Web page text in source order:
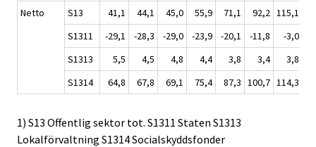
Netto
S13 41,1 44,1 45,0 55,9 71,1 92,2 115,1
S1311
-29,1 -28,3 -29,0 -23,9 -20,1 -11,8 -3,0
S1313
5,5 4,5 4,8 4,4 3,8 3,4 3,8
S1314
64,8 67,8 69,1 75,4 87,3 100,7 114,3
1) S13 Offentlig sektor tot. S1311 Staten S1313
Lokalförvaltning S1314 Socialskyddsfonder